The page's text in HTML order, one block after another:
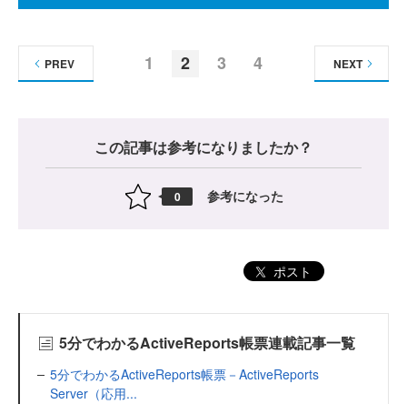
1 2 3 4
PREV NEXT
この記事は参考になりましたか？
0 参考になった
ポスト
5分でわかるActiveReports帳票連載記事一覧
5分でわかるActiveReports帳票－ActiveReports
Server（応用...